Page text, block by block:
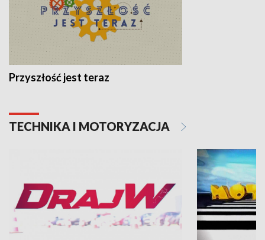
Przyszłość jest teraz
TECHNIKA I MOTORYZACJA